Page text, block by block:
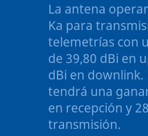
La antena
Ka para
telemetrías con
de 39,80 dBi en
dBi en downlink.
tendrá una
en recepción y
transmisión.